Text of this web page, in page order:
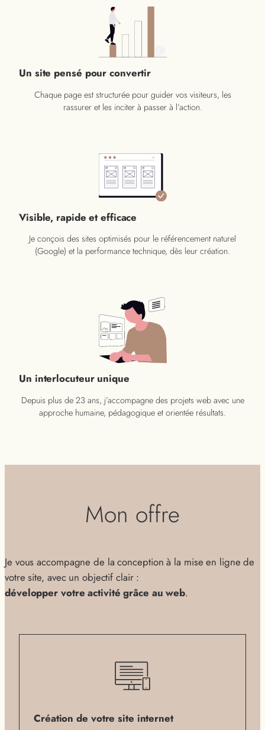
Un site pensé pour convertir
Chaque page est structurée pour guider vos visiteurs, les
rassurer et les inciter à passer à l’action.
Visible, rapide et efficace
Je conçois des sites optimisés pour le référencement naturel
(Google) et la performance technique, dès leur création.
Un interlocuteur unique
Depuis plus de 23 ans, j’accompagne des projets web avec une
approche humaine, pédagogique et orientée résultats.
Mon offre
Je vous accompagne de la conception à la mise en ligne de
votre site, avec un objectif clair :
développer votre activité grâce au web.
Création de votre site internet